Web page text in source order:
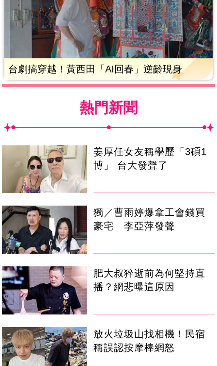
台劇搞穿越！黃西田「AI回春」逆齡現身
熱門新聞
姜厚任女友稱學歷「3碩1
博」 台大發聲了
獨／曹雨婷爆拿工會錢買
豪宅 李亞萍發聲
肥大叔猝逝前為何堅持直
播？網悲曝這原因
放火垃圾山找相機！民宿
稱誤認按摩棒網怒